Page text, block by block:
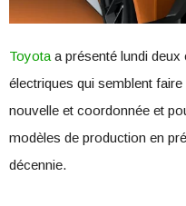
Toyota a présenté lundi
électriques qui semblent
nouvelle et coordonnée et
modèles de production en
décennie.